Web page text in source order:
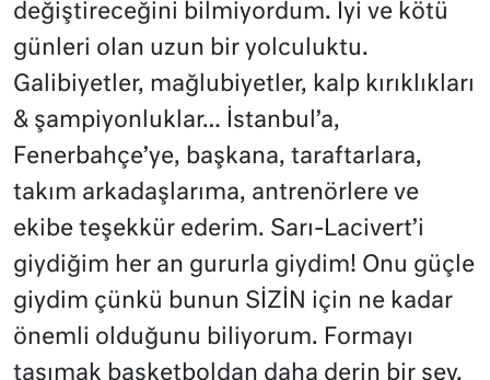
değiştireceğini bilmiyordum. İyi ve kötü
günleri olan uzun bir yolculuktu.
Galibiyetler, mağlubiyetler, kalp kırıklıkları
& şampiyonluklar… İstanbul’a,
Fenerbahçe’ye, başkana, taraftarlara,
takım arkadaşlarıma, antrenörlere ve
ekibe teşekkür ederim. Sarı-Lacivert’i
giydiğim her an gururla giydim! Onu güçle
giydim çünkü bunun SİZİN için ne kadar
önemli olduğunu biliyorum. Formayı
taşımak basketboldan daha derin bir şey.